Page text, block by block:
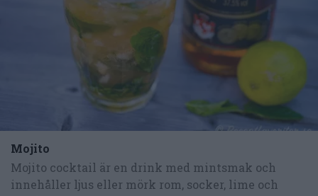
Mojito
Mojito cocktail är en drink med mintsmak och
innehåller ljus eller mörk rom, socker, lime och